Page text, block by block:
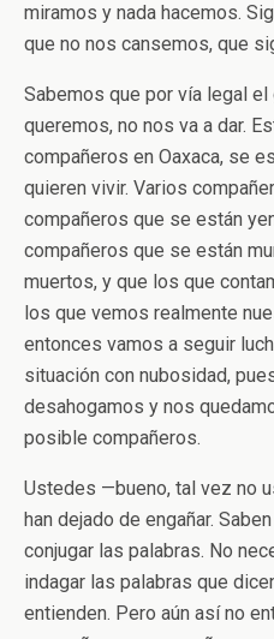
miramos y nada hacemos.
que no nos cansemos, que
Sabemos que por vía legal
queremos, no nos va a dar.
compañeros en Oaxaca, se
quieren vivir. Varios
compañeros que se están
compañeros que se están
muertos, y que los que
los que vemos realmente
entonces vamos a seguir
situación con nubosidad,
desahogamos y nos
posible compañeros.
Ustedes —bueno, tal vez no
han dejado de engañar.
conjugar las palabras. No
indagar las palabras que
entienden. Pero aún así no